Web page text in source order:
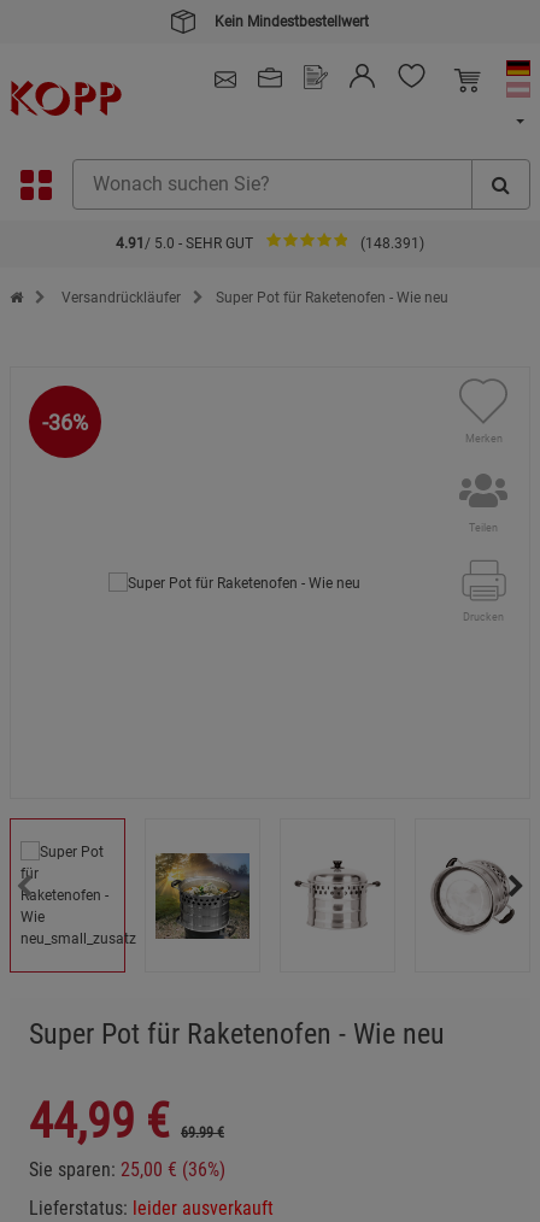
Kein Mindestbestellwert
4.91 / 5.0 - SEHR GUT (148.391)
Zur Startseite des Kopp Verlag Online-Shop
Versandrückläufer Super Pot für Raketenofen - Wie neu
-36%
Merken
Teilen
Drucken
Super Pot für Raketenofen - Wie neu
44,99 € 69.99 €
Sie sparen: 25,00 € (36%)
Lieferstatus: leider ausverkauft